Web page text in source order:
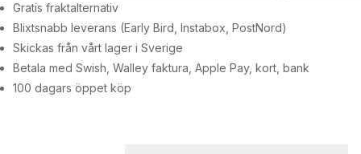
Gratis fraktalternativ
Blixtsnabb leverans (Early Bird, Instabox, PostNord)
Skickas från vårt lager i Sverige
Betala med Swish, Walley faktura, Apple Pay, kort, bank
100 dagars öppet köp